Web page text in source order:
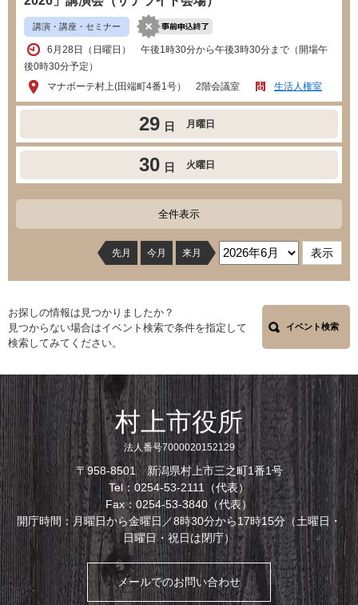
講演・講座・セミナー
6月28日（日曜日） 午後1時30分から午後3時30分まで（開場午
後0時30分予定）
マナボーテ村上(田端町4番1号） 2階会議室
生活人権室
29 日 月曜日
30 日 火曜日
全件表示
先月 今月 来月
お探しの情報は見つかりましたか？
見つからない場合はイベント検索で条件を指定して
検索してみてください。
イベント検索
村上市役所
法人番号7000020152129
〒958-8501 新潟県村上市三之町1番1号
Tel：0254-53-2111（代表）
Fax：0254-53-3840（代表）
開庁時間：月曜日から金曜日／8時30分から17時15分（土曜日・
日曜日・祝日は閉庁）
メールでのお問い合わせ